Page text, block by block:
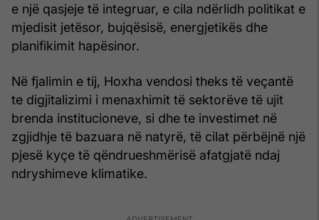
e një qasjeje të integruar, e cila ndërlidh politikat e
mjedisit jetësor, bujqësisë, energjetikës dhe
planifikimit hapësinor.
Në fjalimin e tij, Hoxha vendosi theks të veçantë
te digjitalizimi i menaxhimit të sektorëve të ujit
brenda institucioneve, si dhe te investimet në
zgjidhje të bazuara në natyrë, të cilat përbëjnë një
pjesë kyçe të qëndrueshmërisë afatgjatë ndaj
ndryshimeve klimatike.